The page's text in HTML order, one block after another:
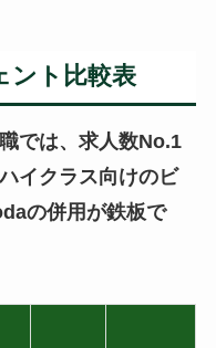
ント比較表
では、求人数No.1
イクラス向けのビ
の併用が鉄板で